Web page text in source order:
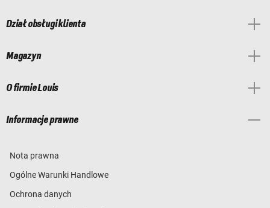
Dział obsługi klienta
Magazyn
O firmie Louis
Informacje prawne
Nota prawna
Ogólne Warunki Handlowe
Ochrona danych